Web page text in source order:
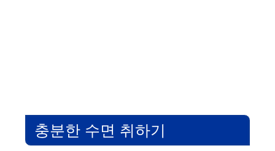
충분한 수면 취하기